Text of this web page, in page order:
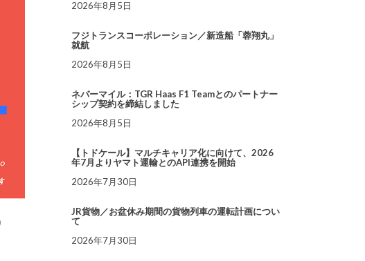
2026年8月5日
フジトランスコーポレーション／新造船「蓉翔丸」
就航
2026年8月5日
ネバーマイル：TGR Haas F1 Teamとのパートナー
シップ契約を締結しました
2026年8月5日
【トドケール】マルチキャリア化に向けて、2026
年7月よりヤマト運輸とのAPI連携を開始
2026年7月30日
JR貨物／お盆休み期間の貨物列車の運転計画につい
て
2026年7月30日